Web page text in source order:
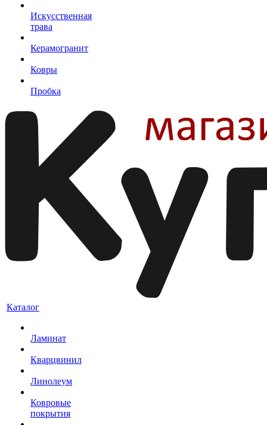
Искусственная
трава
Керамогранит
Ковры
Пробка
Каталог
Ламинат
Кварцвинил
Линолеум
Ковровые
покрытия